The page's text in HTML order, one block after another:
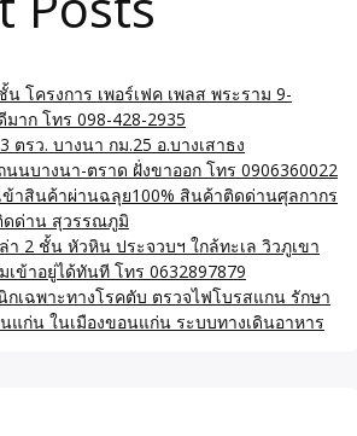
โครงการ เพอร์เฟค เพลส พระราม 9-
มาก โทร 098-428-2935
ตรว. บางนา กม.25 อ.บางเสาธง
นบางนา-ตราด ฝั่งขาออก โทร 0906360022
ข้าสินค้าผ่านฉลุย100% สินค้าติดด่านศุลกากร
ดด่าน สุวรรณภูมิ
2 ชั้น หัวหิน ประจวบฯ ใกล้ทะเล วิวภูเขา
เข้าอยู่ได้ทันที โทร 0632897879
เฉพาะทางโรคตับ ตรวจไฟโบรสแกน รักษา
แก่น ในเมืองขอนแก่น ระบบทางเดินอาหาร